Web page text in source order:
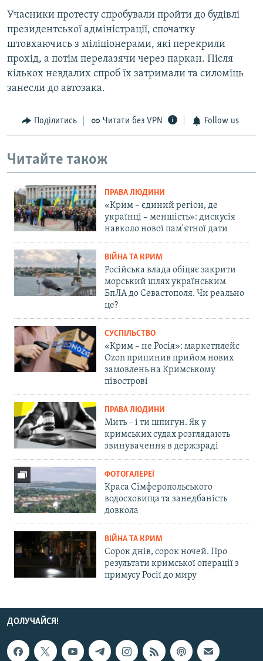
Учасники протесту спробували пройти до будівлі
президентської адміністрації, спочатку
штовхаючись з міліціонерами, які перекрили
прохід, а потім перелазячи через паркан. Після
кількох невдалих спроб їх затримали та силоміць
занесли до автозака.
Поділитись Читати без VPN Follow us
Читайте також
ПРАВА ЛЮДИНИ
«Крим – єдиний регіон, де
українці – меншість»: дискусія
навколо нової пам'ятної дати
ВІЙНА ТА КРИМ
Російська влада обіцяє закрити
морський шлях українським
БпЛА до Севастополя. Чи реально
це?
СУСПІЛЬСТВО
«Крим – не Росія»: маркетплейс
Ozon припинив прийом нових
замовлень на Кримському
півострові
ПРАВА ЛЮДИНИ
Мить – і ти шпигун. Як у
кримських судах розглядають
звинувачення в держзраді
ФОТОГАЛЕРЕЇ
Краса Сімферопольського
водосховища та занедбаність
довкола
ВІЙНА ТА КРИМ
Сорок днів, сорок ночей. Про
результати кримської операції з
примусу Росії до миру
ДОЛУЧАЙСЯ!